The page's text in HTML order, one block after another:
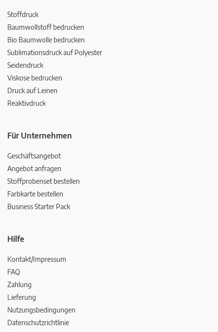
Stoffdruck
Baumwollstoff bedrucken
Bio Baumwolle bedrucken
Sublimationsdruck auf Polyester
Seidendruck
Viskose bedrucken
Druck auf Leinen
Reaktivdruck
Für Unternehmen
Geschäftsangebot
Angebot anfragen
Stoffprobenset bestellen
Farbkarte bestellen
Business Starter Pack
Hilfe
Kontakt/Impressum
FAQ
Zahlung
Lieferung
Nutzungsbedingungen
Datenschutzrichtlinie